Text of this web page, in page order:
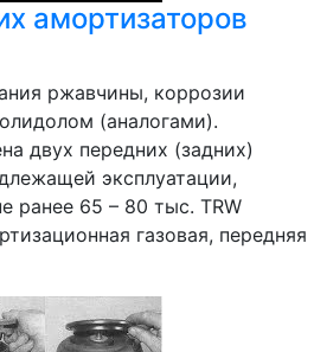
амортизаторов
ржавчины, коррозии
(аналогами).
двух передних (задних)
эксплуатации,
ранее 65 – 80 тыс. TRW
газовая, передняя